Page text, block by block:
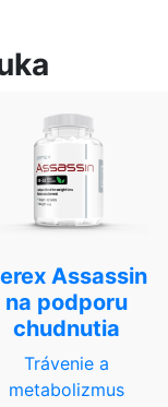
Assassin
na podporu
chudnutia
Trávenie a
metabolizmus